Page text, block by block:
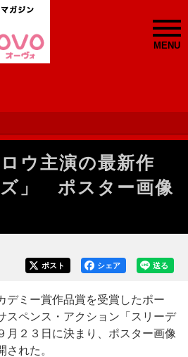
MENU
ウ主演の最新作
ズ」 ポスター画像
送る
シェア
ポスト
ミー賞作品賞を受賞したポー
スペンス・アクション「スリーデ
月２３日に決まり、ポスター画像
された。